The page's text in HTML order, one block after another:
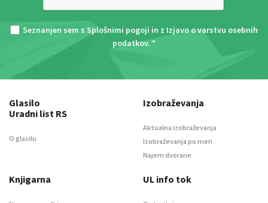
Seznanjen sem s Splošnimi pogoji in z Izjavo o varstvu osebnih
podatkov. *
Glasilo
Uradni list RS
O glasilu
Izobraževanja
Aktualna izobraževanja
Izobraževanja po meri
Najem dvorane
Knjigarna UL info tok